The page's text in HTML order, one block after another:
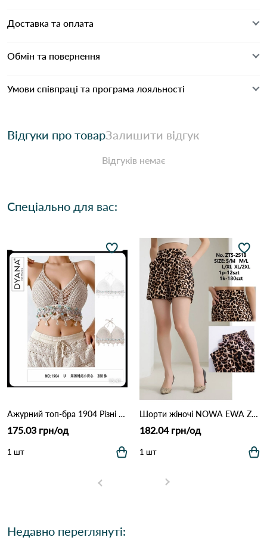
Доставка та оплата
Обмін та повернення
Умови співпраці та програма лояльності
Відгуки про товарЗалишити відгук
Відгуків немає
Спеціально для вас:
Ажурний топ-бра 1904 Різні кольори
175.03 грн/од
1 шт
Шорти жіночі NOWA EWA ZT5-2518 Різні кольори
182.04 грн/од
1 шт
Недавно переглянуті: